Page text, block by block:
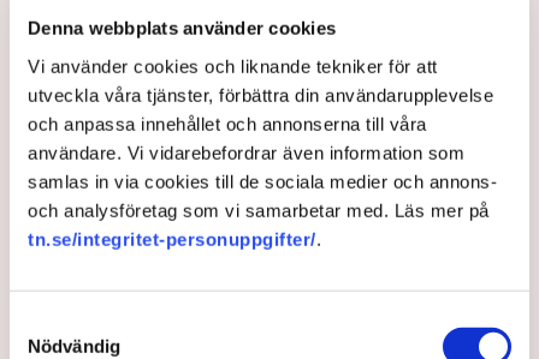
Denna webbplats använder cookies
Vi använder cookies och liknande tekniker för att
utveckla våra tjänster, förbättra din användarupplevelse
och anpassa innehållet och annonserna till våra
användare. Vi vidarebefordrar även information som
samlas in via cookies till de sociala medier och annons-
och analysföretag som vi samarbetar med. Läs mer på
tn.se/integritet-personuppgifter/.
Nödvändig
Debatt: Stora skillnader
mellan kvinnor och män i
företagandet
Trots att båda könen upplever att de har goda
möjligheter att starta eget driver dubbelt så många
män som kvinnor företag, skriver Isabelle Galte